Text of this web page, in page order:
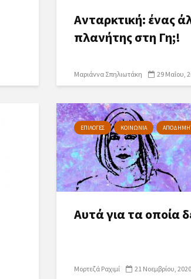
Ανταρκτική: ένας
πλανήτης στη Γη;!
Μαριάννα Σπηλιωτάκη 29 Μαΐου,
ΕΠΙΛΟΓΕΣ ΚΟΙΝΩΝΙΑ
Αυτά για τα οποία
Μορτεζά Ραχιμί 21 Νοεμβρίου, 2020